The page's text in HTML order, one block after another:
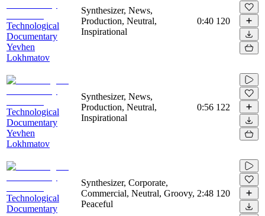
Technological
Documentary
Yevhen
Lokhmatov
Synthesizer, News,
Production, Neutral,
Inspirational
0:40 120
Technological
Documentary
Yevhen
Lokhmatov
Synthesizer, News,
Production, Neutral,
Inspirational
0:56 122
Technological
Documentary
Synthesizer, Corporate,
Commercial, Neutral, Groovy,
Peaceful
2:48 120